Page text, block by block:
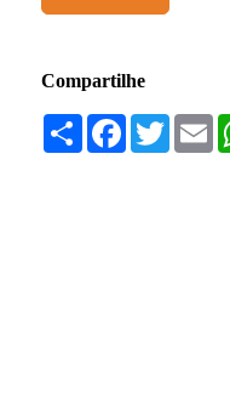
Compartilhe
Compartilhar
Facebook
Twitter